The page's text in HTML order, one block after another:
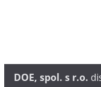
DOE, spol. s r.o.